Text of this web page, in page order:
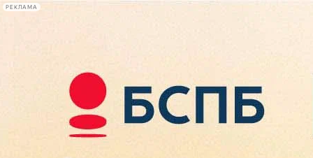
РЕКЛАМА
Сегодня:
2026.08.07
21:28
Афиша Plus